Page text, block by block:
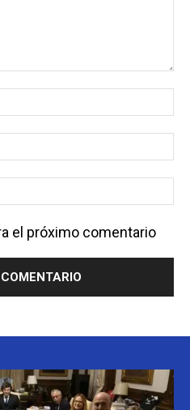
el próximo comentario